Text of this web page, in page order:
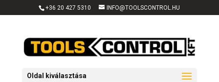
+36 20 427 5310 INFO@TOOLSCONTROL.HU
Oldal kiválasztása